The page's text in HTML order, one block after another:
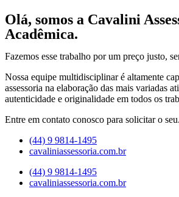
Olá, somos a Cavalini
Acadêmica.
Fazemos esse trabalho por um preço justo,
Nossa equipe multidisciplinar é altamente
assessoria na elaboração das mais variadas
autenticidade e originalidade em todos os
Entre em contato conosco para solicitar o seu.
(44) 9 9814-1495
cavaliniassessoria.com.br
(44) 9 9814-1495
cavaliniassessoria.com.br